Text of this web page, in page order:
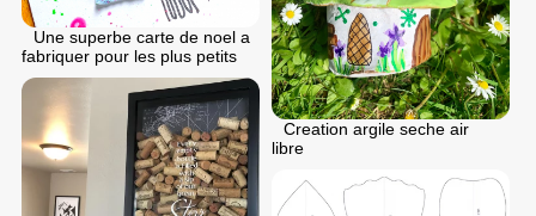
Une superbe carte de noel a
fabriquer pour les plus petits
Creation argile seche air
libre